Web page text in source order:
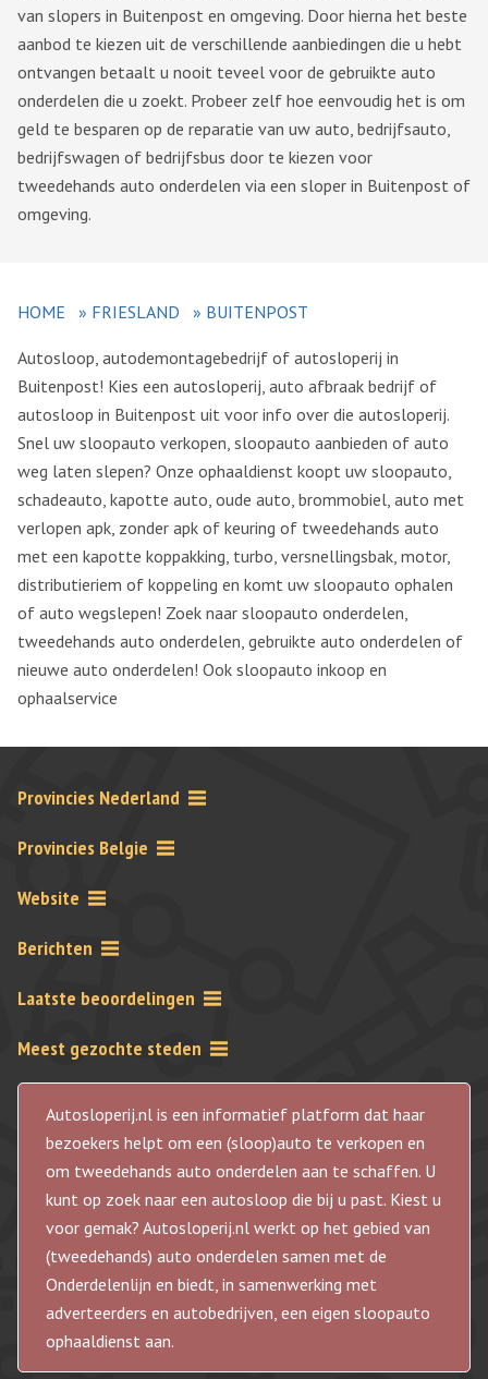
van slopers in Buitenpost en omgeving. Door hierna het beste
aanbod te kiezen uit de verschillende aanbiedingen die u hebt
ontvangen betaalt u nooit teveel voor de gebruikte auto
onderdelen die u zoekt. Probeer zelf hoe eenvoudig het is om
geld te besparen op de reparatie van uw auto, bedrijfsauto,
bedrijfswagen of bedrijfsbus door te kiezen voor
tweedehands auto onderdelen via een sloper in Buitenpost of
omgeving.
HOME » FRIESLAND » BUITENPOST
Autosloop, autodemontagebedrijf of autosloperij in
Buitenpost! Kies een autosloperij, auto afbraak bedrijf of
autosloop in Buitenpost uit voor info over die autosloperij.
Snel uw sloopauto verkopen, sloopauto aanbieden of auto
weg laten slepen? Onze ophaaldienst koopt uw sloopauto,
schadeauto, kapotte auto, oude auto, brommobiel, auto met
verlopen apk, zonder apk of keuring of tweedehands auto
met een kapotte koppakking, turbo, versnellingsbak, motor,
distributieriem of koppeling en komt uw sloopauto ophalen
of auto wegslepen! Zoek naar sloopauto onderdelen,
tweedehands auto onderdelen, gebruikte auto onderdelen of
nieuwe auto onderdelen! Ook sloopauto inkoop en
ophaalservice
Provincies Nederland
Provincies Belgie
Website
Berichten
Laatste beoordelingen
Meest gezochte steden
Autosloperij.nl is een informatief platform dat haar
bezoekers helpt om een (sloop)auto te verkopen en
om tweedehands auto onderdelen aan te schaffen. U
kunt op zoek naar een autosloop die bij u past. Kiest u
voor gemak? Autosloperij.nl werkt op het gebied van
(tweedehands) auto onderdelen samen met de
Onderdelenlijn en biedt, in samenwerking met
adverteerders en autobedrijven, een eigen sloopauto
ophaaldienst aan.